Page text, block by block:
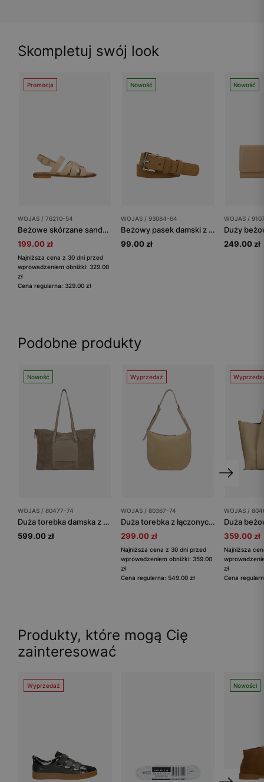
Skompletuj swój look
Promocja
WOJAS / 76210-54
Beżowe skórzane sandały damskie z krzyżującymi się paskami
199.00 zł
Najniższa cena z 30 dni przed
wprowadzeniem obniżki: 329.00
zł
Cena regularna: 329.00 zł
Nowość
WOJAS / 93084-64
Beżowy pasek damski z dwoiny welurowej
99.00 zł
Nowość
WOJAS /
249.00 zł
Podobne produkty
Nowość
WOJAS / 80477-74
Duża torebka damska z dwoiny welurowej i skóry licowej
599.00 zł
Wyprzedaż
WOJAS / 80367-74
Duża torebka z łączonych skór
299.00 zł
Najniższa cena z 30 dni przed
wprowadzeniem obniżki: 359.00
zł
Cena regularna: 549.00 zł
WOJAS /
359.00 zł
Najniższa
zł
Cena
Produkty, które mogą Cię
zainteresować
Wyprzedaż Nowości